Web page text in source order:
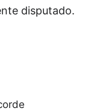
disputado.